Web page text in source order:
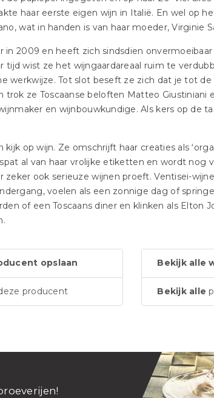
haar eerste eigen wijn in Italië. En wel op
wat in handen is van haar moeder, Virginie
in 2009 en heeft zich sindsdien
tijd wist ze het wijngaardareaal ruim te
werkwijze. Tot slot beseft ze zich dat je tot
ze Toscaanse beloften Matteo Giustiniani
en wijnbouwkundige. Als kers op de
op wijn. Ze omschrijft haar creaties als
al van haar vrolijke etiketten en wordt nog
zeker ook serieuze wijnen proeft. Ventisei-
voelen als een zonnige dag of
of een Toscaans diner en klinken als Elton
opslaan
producent
Bekijk alle
Bekijk alle